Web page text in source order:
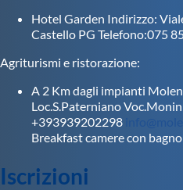
Hotel Garden Indirizzo:
Castello PG Telefono:075
Agriturismi e ristorazione:
A 2 Km dagli impianti
Loc.S.Paterniano
+393939202298
Breakfast camere con
Iscrizioni